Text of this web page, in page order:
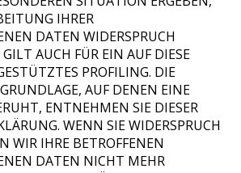
IHRER
DATEN WIDERSPRUCH
AUCH FÜR EIN AUF DIESE
PROFILING. DIE
AUF DENEN EINE
ENTNEHMEN SIE DIESER
WENN SIE WIDERSPRUCH
WIR IHRE BETROFFENEN
DATEN NICHT MEHR